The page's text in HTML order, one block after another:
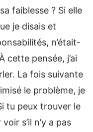
faiblesse ? Si elle
je disais et
n’était-
cette pensée, j’ai
La fois suivante
le problème, je
tu peux trouver le
s’il n’y a pas